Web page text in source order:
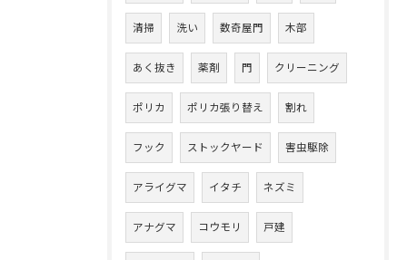
清掃 洗い 数奇屋門 木部
あく抜き 薬剤 門 クリーニング
ポリカ ポリカ張り替え 割れ
フック ストックヤード 害虫駆除
アライグマ イタチ ネズミ
アナグマ コウモリ 戸建